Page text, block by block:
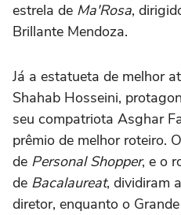
estrela de Ma'Rosa,
Brillante Mendoza.
Já a estatueta de melhor
Shahab Hosseini,
seu compatriota Asghar
prêmio de melhor roteiro.
de Personal Shopper, e o
de Bacalaureat, dividiram
diretor, enquanto o